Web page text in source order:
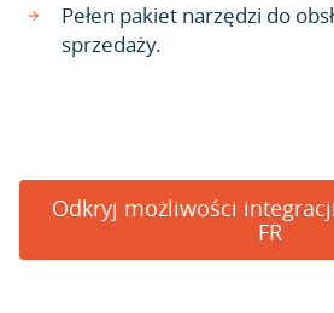
Pełen pakiet narzędzi do
sprzedaży.
Odkryj możliwości
FR